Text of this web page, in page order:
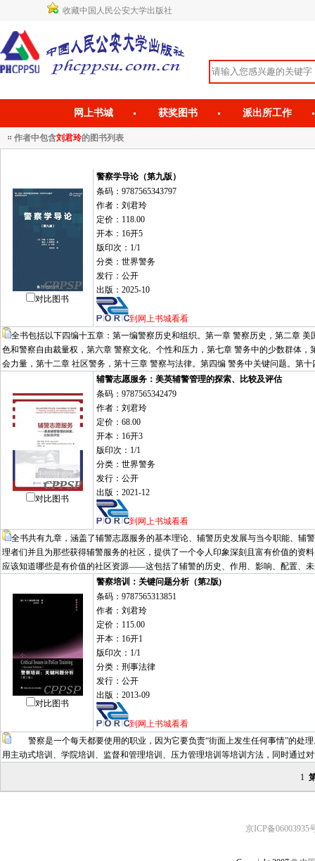
收藏中国人民公安大学出版社
网上书城 获奖图书 派出所工作
作者中包含刘君玲的图书列表
对比图书
警察学导论（第九版）
条码：9787565343797
作者：刘君玲
定价：118.00
开本：16开5
版印次：1/1
分类：世界警务
发行：公开
出版：2025-10
到网上书城看看
全书包括以下四编十五章：第一编警察历史和组织。第一章 警察历史，第二章
色和警察自由裁量权，第六章 警察文化、个性和压力，第七章 警务中的少数群体
会力量，第十二章 社区警务，第十三章 警察与法律。第四编 警务中关键问题。第
对比图书
辅警志愿服务：美英辅警管理的探索、比较及评估
条码：9787565342479
作者：刘君玲
定价：68.00
开本：16开3
版印次：1/1
分类：世界警务
发行：公开
出版：2021-12
到网上书城看看
全书共有九章，涵盖了辅警志愿服务的基本理论、辅警历史发展与当今职能、
理者们并且为那些获得辅警服务的社区，提供了一个令人印象深刻且富有价值的资
应该知道哪些是有价值的社区资源——这包括了辅警的历史、作用、影响、配置、
对比图书
警察培训：关键问题分析（第2版)
条码：9787565313851
作者：刘君玲
定价：115.00
开本：16开1
版印次：1/1
分类：刑事法律
发行：公开
出版：2013-09
到网上书城看看
警察是一个每天都要使用的职业，因为它要负责“街面上发生任何事情”的处
用主动式培训、学院培训、监督和管理培训、压力管理培训等培训方法，同时通
1
京ICP备06003935